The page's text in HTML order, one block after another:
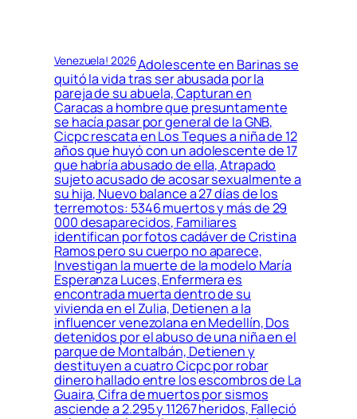
Venezuela! 2026Adolescente en Barinas se
quitó la vida tras ser abusada por la
pareja de su abuela, Capturan en
Caracas a hombre que presuntamente
se hacía pasar por general de la GNB,
Cicpc rescata en Los Teques a niña de 12
años que huyó con un adolescente de 17
que habría abusado de ella, Atrapado
sujeto acusado de acosar sexualmente a
su hija, Nuevo balance a 27 días de los
terremotos: 5346 muertos y más de 29
000 desaparecidos, Familiares
identifican por fotos cadáver de Cristina
Ramos pero su cuerpo no aparece,
Investigan la muerte de la modelo María
Esperanza Luces, Enfermera es
encontrada muerta dentro de su
vivienda en el Zulia, Detienen a la
influencer venezolana en Medellín, Dos
detenidos por el abuso de una niña en el
parque de Montalbán, Detienen y
destituyen a cuatro Cicpc por robar
dinero hallado entre los escombros de La
Guaira, Cifra de muertos por sismos
asciende a 2.295 y 11267 heridos, Falleció